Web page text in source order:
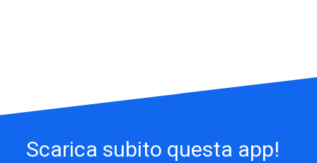
Scarica subito questa app!